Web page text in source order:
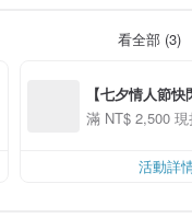
看全部 (3)
【七夕情人節
用 APP 購買任
00 現折 NT$100
滿 NT$ 2,500
活動詳